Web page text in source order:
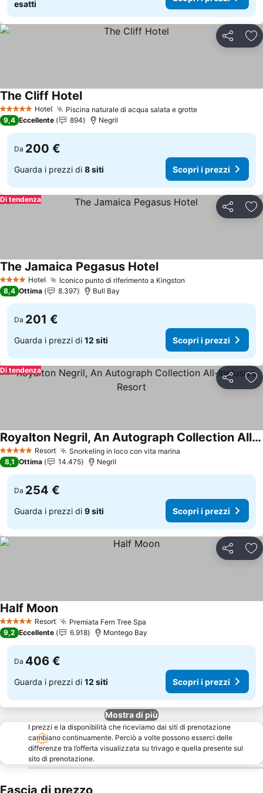
esatti
Condividi
5 Stelle Hotel Piscina naturale di acqua salata e grotteScopri i prezzi
The Cliff HotelScopri i prezzi
9,4 Eccellente 894 Negril
Da 200 €
Guarda i prezzi di 8 siti Scopri i prezzi
Condividi
Di tendenza
4 Stelle Hotel Iconico punto di riferimento a Kingston
The Jamaica Pegasus HotelScopri i prezzi
8,4 Ottima 8.397 Bull Bay
Da 201 €
Guarda i prezzi di 12 siti Scopri i prezzi
Condividi
Di tendenza
5 Stelle Resort Snorkeling in loco con vita marina
Royalton Negril, An Autograph Collection All-Inclusive Resort
Scopri i prezzi
8,1 Ottima 14.475 Negril
Da 254 €
Guarda i prezzi di 9 siti Scopri i prezzi
Condividi
5 Stelle Resort Premiata Fern Tree Spa
Half MoonScopri i prezzi
9,2 Eccellente 6.918 Montego Bay
Da 406 €
Guarda i prezzi di 12 siti Scopri i prezzi
Mostra di più
I prezzi e la disponibilità che riceviamo dai siti di prenotazione
cambiano continuamente. Perciò a volte possono esserci delle
differenze tra l’offerta visualizzata su trivago e quella presente sul
sito di prenotazione.
Fascia di prezzo